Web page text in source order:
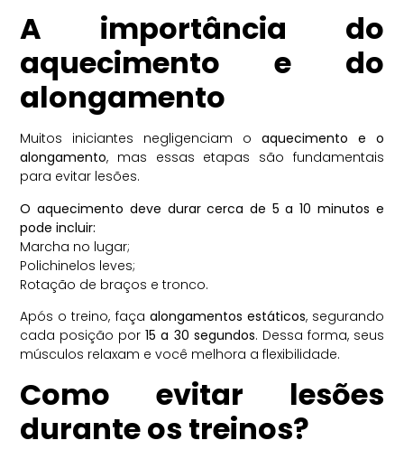
A importância do
aquecimento e do
alongamento
Muitos iniciantes negligenciam o aquecimento e o
alongamento, mas essas etapas são fundamentais
para evitar lesões.
O aquecimento deve durar cerca de 5 a 10 minutos e
pode incluir:
Marcha no lugar;
Polichinelos leves;
Rotação de braços e tronco.
Após o treino, faça alongamentos estáticos, segurando
cada posição por15 a 30 segundos. Dessa forma, seus
músculos relaxam e você melhora a flexibilidade.
Como evitar lesões
durante os treinos?